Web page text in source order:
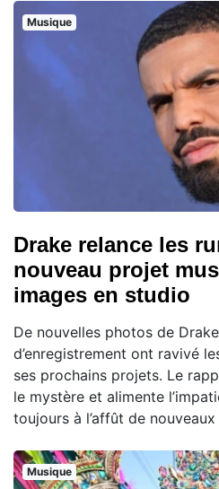
Musique
Drake relance les
nouveau projet
images en studio
De nouvelles photos de
d’enregistrement ont ravivé
ses prochains projets. Le
le mystère et alimente
toujours à l’affût de
Musique